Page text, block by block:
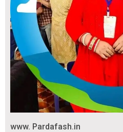
www. Pardafash.in